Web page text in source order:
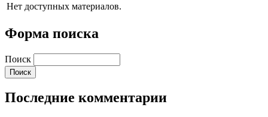
Нет доступных материалов.
Форма поиска
Поиск
Последние комментарии